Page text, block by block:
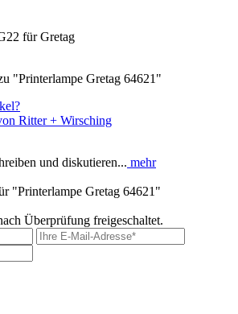
für Gretag
"Printerlampe Gretag 64621"
Ritter + Wirsching
und diskutieren... mehr
"Printerlampe Gretag 64621"
Überprüfung freigeschaltet.